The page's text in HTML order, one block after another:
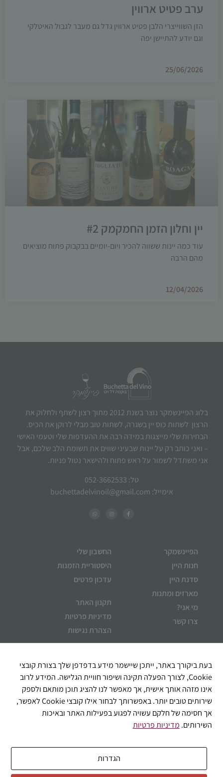
ערב פטיט ארווין
הזן השווייצרי הלבן פטיט ארווין גדל גם מעבר לגבול האיטלקי
וגם יודע להתיישן יפה
25/06/2026
יין וחלון הזמן החמקמק #2
עוד כמה יינות ששווה להכיר ויום-יומיים בבקבוק פתוח מוציאים
מהם הרבה
12/04/2026
בלוג הפיינשמקר נוצר בשנת 2012 מתוך רצון לשתף ולחלוק את
הרצון לשתות כוס יין בשגרה, לשתות טוב מבלי לרוקן את הכיס.
הבחירות שלי מייצגות במידה רבה את ההעדפות שלי וטעמי האישי
– ואני כותב רק על יינות שבעיני שווים את תשומת הלב שלכם, אבל
אני משתדל לשמור על ראש פתוח ולהישאר נטול פניות.
טל: 052-3662533
אימייל: buchettadelvinoil@gmail.com
הפיינשמקר
חנות היין
סדנת היין
מארזים ומתנות
מי אני?
צרו קשר
החשבון שלי
היסטוריית הזמנות
עדכון פרטים
תקנון האתר
מדיניות פרטיות
הצהרת נגישות
שליחה
בעת ביקורך באתר, ייתכן שיישמר מידע בדפדפן שלך בצורת קובצי
Cookie, לצורך הפעלה תקינה ושיפור חוויית הגלישה. המידע לרוב
אינו מזהה אותך אישית, אך מאפשר לנו להציג תוכן מותאם ולספק
שירותים טובים יותר. באפשרותך לבחור אילו קובצי Cookie לאפשר,
אך חסימה של חלקם עשויה לפגוע בפעילות האתר ובאיכות
השירותים. מדיניות פרטיות
הגדרות